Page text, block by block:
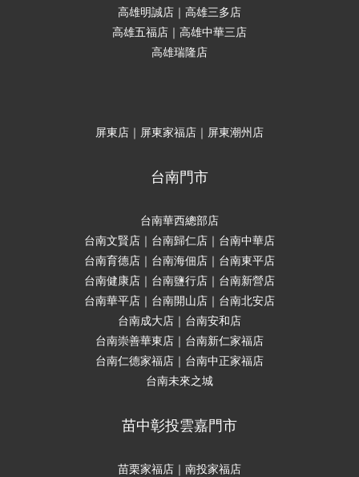
高雄明誠店｜高雄三多店
高雄五福店｜高雄中華三店
高雄瑞隆店
屏東店｜屏東家福店｜屏東潮州店
台南門市
台南華西總部店
台南文賢店｜台南歸仁店｜台南中華店
台南育德店｜台南海佃店｜台南東平店
台南健康店｜台南鹽行店｜台南新營店
台南華平店｜台南開山店｜台南北安店
台南成大店｜台南安和店
台南崇善華東店｜台南新仁家福店
台南仁德家福店｜台南中正家福店
台南未來之城
苗中彰投雲嘉門市
苗栗家福店｜南投家福店